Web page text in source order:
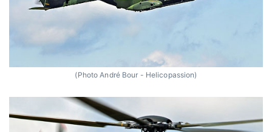
(Photo André Bour - Helicopassion)